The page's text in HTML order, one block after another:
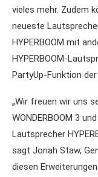
vieles mehr. Zudem
neueste
HYPERBOOM mit
HYPERBOOM-
PartyUp-Funktion
„Wir freuen wir uns
WONDERBOOM 3
Lautsprecher
sagt Jonah Staw,
diesen